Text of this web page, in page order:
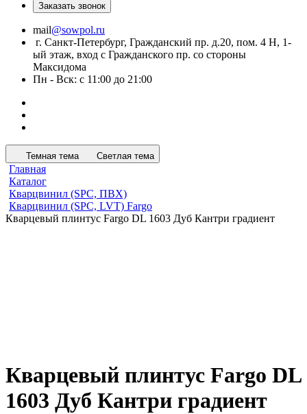
Заказать звонок
mail@sowpol.ru
г. Санкт-Петербург, Гражданский пр. д.20, пом. 4 Н, 1-
ый этаж, вход с Гражданского пр. со стороны
Максидома
Пн - Вск: с 11:00 до 21:00
Темная тема Светлая тема
Главная
Каталог
Кварцвинил (SPC, ПВХ)
Кварцвинил (SPC, LVT) Fargo
Кварцевый плинтус Fargo DL 1603 Дуб Кантри градиент
Кварцевый плинтус Fargo DL
1603 Дуб Кантри градиент